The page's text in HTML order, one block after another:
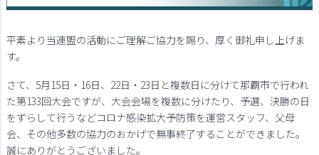
平素より当連盟の活動にご理解ご協力を賜り、厚く御礼申し上げま
す。
さて、5月15日・16日、22日・23日と複数日に分けて那覇市で行われ
た第133回大会ですが、大会会場を複数に分けたり、予選、決勝の日
をずらして行うなどコロナ感染拡大予防策を運営スタッフ、父母
会、その他多数の協力のおかげで無事終了することができました。
誠にありがとうございました。